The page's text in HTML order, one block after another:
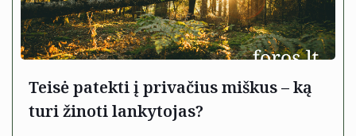
Teisė patekti į privačius miškus – ką
turi žinoti lankytojas?